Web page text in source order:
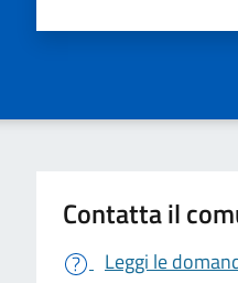
Contatta il
Leggi le